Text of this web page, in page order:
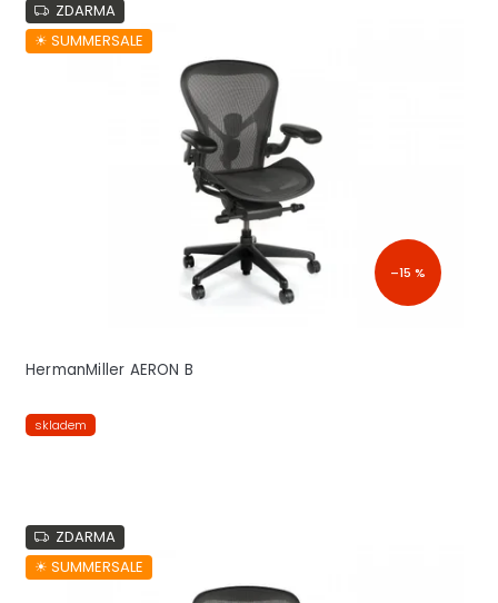
ZDARMA
☀︎ SUMMERSALE
–15 %
HermanMiller AERON B
skladem
ZDARMA
☀︎ SUMMERSALE